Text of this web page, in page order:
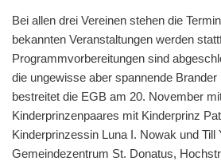
Bei allen drei Vereinen stehen die
bekannten Veranstaltungen werden
Programmvorbereitungen sind
die ungewisse aber spannende
bestreitet die EGB am 20. November
Kinderprinzenpaares mit Kinderprinz
Kinderprinzessin Luna I. Nowak und Till
Gemeindezentrum St. Donatus,